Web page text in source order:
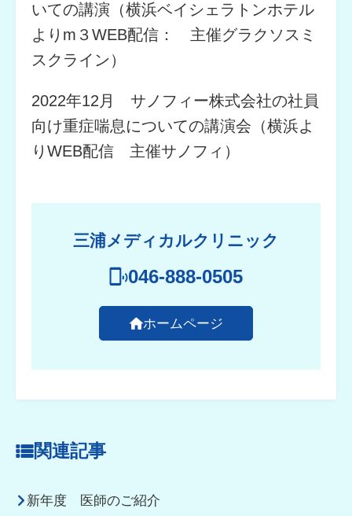
いての講演（横浜ベイシェラトンホテル
よりm３WEB配信： 主催グラクソスミ
スクライン）
2022年12月 サノフィー株式会社の社員
向け重症喘息についての講演会（横浜よ
りWEB配信 主催サノフィ）
三浦メディカルクリニック
046-888-0505
ホームページ
関連記事
新年度 医師のご紹介